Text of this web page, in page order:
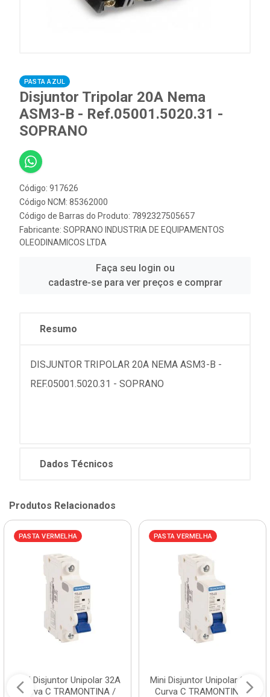
PASTA AZUL
Disjuntor Tripolar 20A Nema
ASM3-B - Ref.05001.5020.31 -
SOPRANO
Código: 917626
Código NCM: 85362000
Código de Barras do Produto: 7892327505657
Fabricante: SOPRANO INDUSTRIA DE EQUIPAMENTOS
OLEODINAMICOS LTDA
Faça seu login ou
cadastre-se para ver preços e comprar
Resumo
DISJUNTOR TRIPOLAR 20A NEMA ASM3-B -
REF.05001.5020.31 - SOPRANO
Dados Técnicos
Produtos Relacionados
PASTA VERMELHA
Mini Disjuntor Unipolar 32A
Curva C TRAMONTINA /
PASTA VERMELHA
Mini Disjuntor Unipolar 25A
Curva C TRAMONTINA /